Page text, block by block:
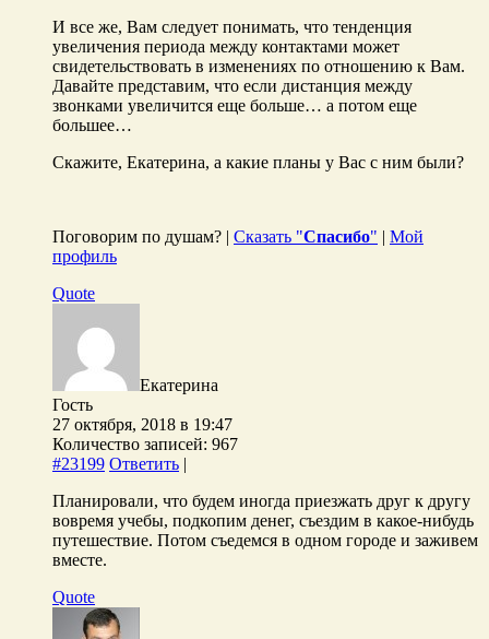
И все же, Вам следует понимать, что тенденция
увеличения периода между контактами может
свидетельствовать в изменениях по отношению к Вам.
Давайте представим, что если дистанция между
звонками увеличится еще больше… а потом еще
большее…
Скажите, Екатерина, а какие планы у Вас с ним были?
Поговорим по душам? | Сказать "Спасибо" | Мой
профиль
Quote
Екатерина
Гость
27 октября, 2018 в 19:47
Количество записей: 967
#23199 Ответить |
Планировали, что будем иногда приезжать друг к другу
вовремя учебы, подкопим денег, съездим в какое-нибудь
путешествие. Потом съедемся в одном городе и заживем
вместе.
Quote